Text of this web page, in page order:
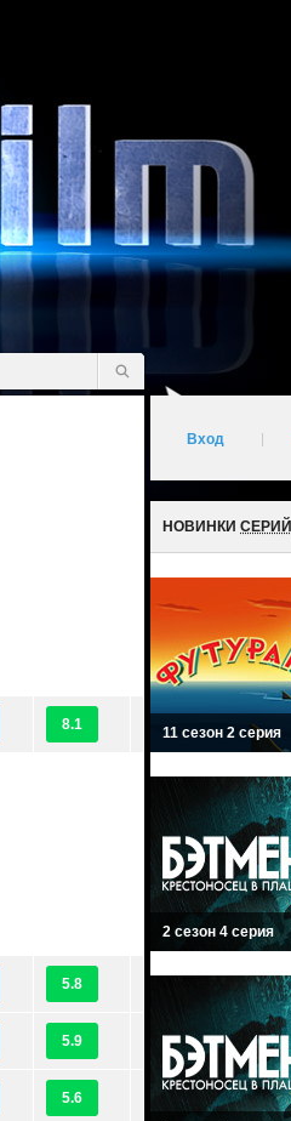
8.1
5.8
5.9
5.6
Вход
НОВИНКИ СЕРИЙ
11 сезон 2 серия
2 сезон 4 серия